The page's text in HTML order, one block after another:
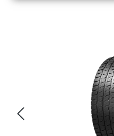
Ignorer la galerie